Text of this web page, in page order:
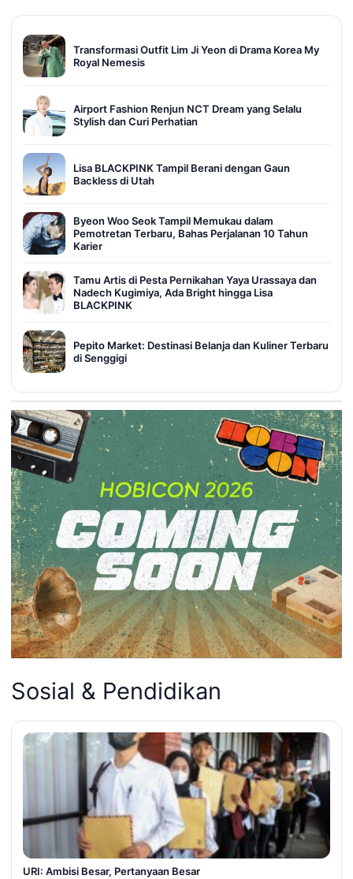
Transformasi Outfit Lim Ji Yeon di Drama Korea My
Royal Nemesis
Airport Fashion Renjun NCT Dream yang Selalu
Stylish dan Curi Perhatian
Lisa BLACKPINK Tampil Berani dengan Gaun
Backless di Utah
Byeon Woo Seok Tampil Memukau dalam
Pemotretan Terbaru, Bahas Perjalanan 10 Tahun
Karier
Tamu Artis di Pesta Pernikahan Yaya Urassaya dan
Nadech Kugimiya, Ada Bright hingga Lisa
BLACKPINK
Pepito Market: Destinasi Belanja dan Kuliner Terbaru
di Senggigi
Sosial & Pendidikan
URI: Ambisi Besar, Pertanyaan Besar